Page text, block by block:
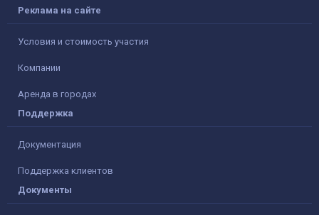
Реклама на сайте
Условия и стоимость участия
Компании
Аренда в городах
Поддержка
Документация
Поддержка клиентов
Документы